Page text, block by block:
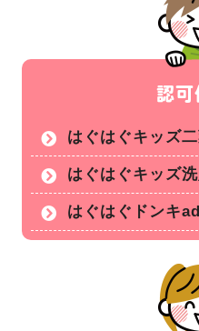
認可
はぐはぐキッズ
はぐはぐキッズ
はぐはぐドンキ